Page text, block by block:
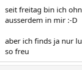
seit freitag bin ich
ausserdem in mir :-D
aber ich finds ja nur
so freu